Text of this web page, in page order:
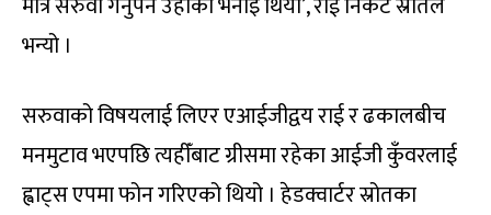
भन्यो ।
सरुवाको विषयलाई लिएर एआईजीद्वय राई र ढकालबीच
मनमुटाव भएपछि त्यहीँबाट ग्रीसमा रहेका आईजी कुँवरलाई
ह्वाट्स एपमा फोन गरिएको थियो । हेडक्वार्टर स्रोतका